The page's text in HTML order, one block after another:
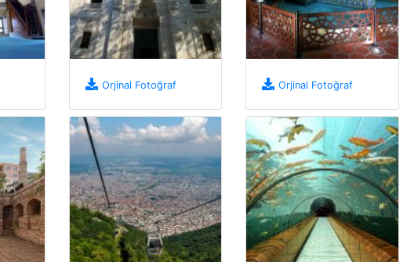
Orjinal Fotoğraf Orjinal Fotoğraf